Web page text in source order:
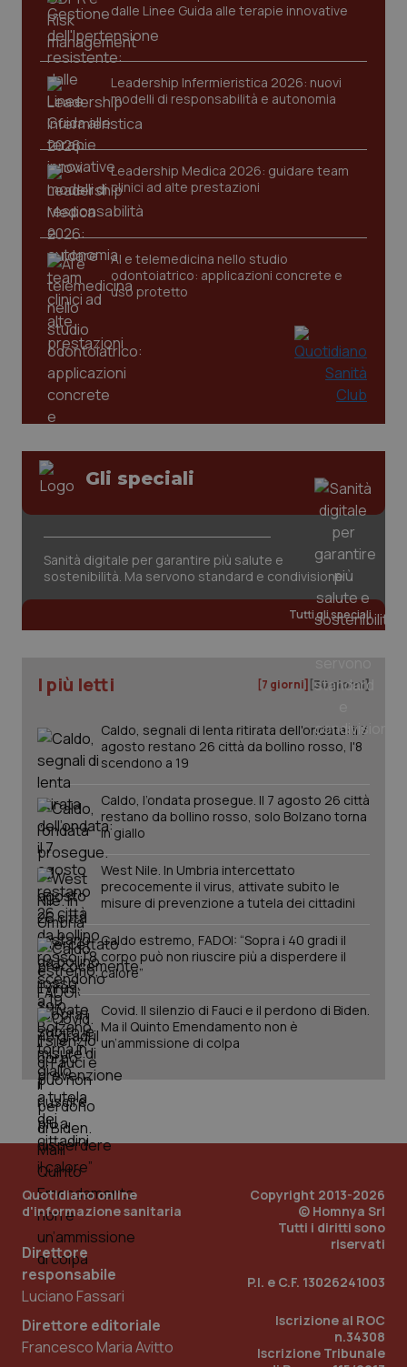
dalle Linee Guida alle terapie innovative
Leadership Infermieristica 2026: nuovi
modelli di responsabilità e autonomia
Leadership Medica 2026: guidare team
clinici ad alte prestazioni
AI e telemedicina nello studio
odontoiatrico: applicazioni concrete e
uso protetto
Gli speciali
Sanità digitale per garantire più salute e
sostenibilità. Ma servono standard e condivisione
Tutti gli speciali
I più letti [7 giorni] [30 giorni]
Caldo, segnali di lenta ritirata dell'ondata: il 7
agosto restano 26 città da bollino rosso, l'8
scendono a 19
Caldo, l’ondata prosegue. Il 7 agosto 26 città
restano da bollino rosso, solo Bolzano torna
in giallo
West Nile. In Umbria intercettato
precocemente il virus, attivate subito le
misure di prevenzione a tutela dei cittadini
Caldo estremo, FADOI: “Sopra i 40 gradi il
corpo può non riuscire più a disperdere il
calore”
Covid. Il silenzio di Fauci e il perdono di Biden.
Ma il Quinto Emendamento non è
un’ammissione di colpa
Quotidiano online
d'informazione sanitaria
Direttore
responsabile
Luciano Fassari
Direttore editoriale
Francesco Maria Avitto
Copyright 2013-2026
© Homnya Srl
Tutti i diritti sono
riservati
P.I. e C.F. 13026241003
Iscrizione al ROC
n.34308
Iscrizione Tribunale
CookieScriptConsent
tracking-sites-ironfish-
www.quotidianosanita.it
2
www.quotidianosanita.it
_ga
Google LLC
1